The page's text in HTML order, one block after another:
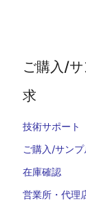
ご購入/
求
技術サポート
ご購入/サンプ
在庫確認
営業所・代理